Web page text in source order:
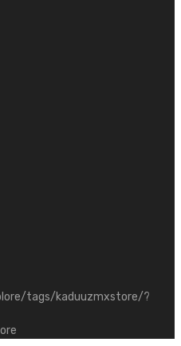
tags/kaduuzmxstore/?